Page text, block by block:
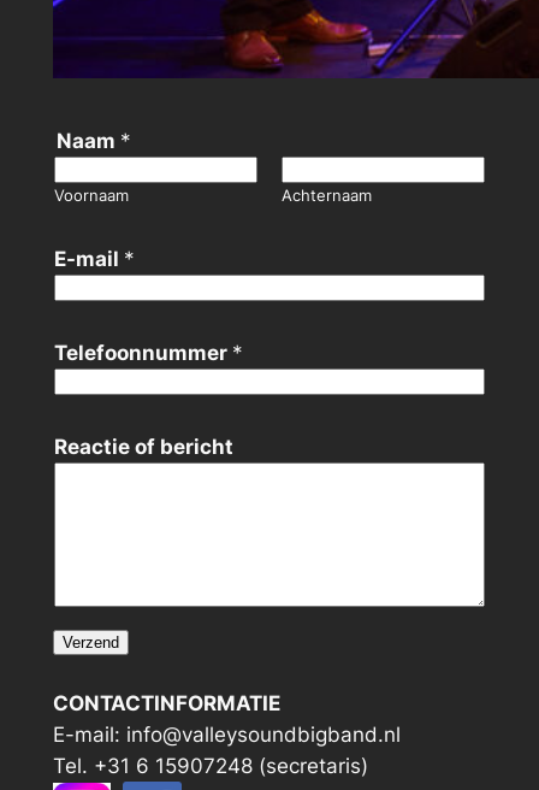
Naam *
Voornaam Achternaam
E-mail *
-
m
i
c
t
R
e
Telefoonnummer *
Reactie of bericht
Verzend
CONTACTINFORMATIE
E-mail: info@valleysoundbigband.nl
Tel. +31 6 15907248 (secretaris)